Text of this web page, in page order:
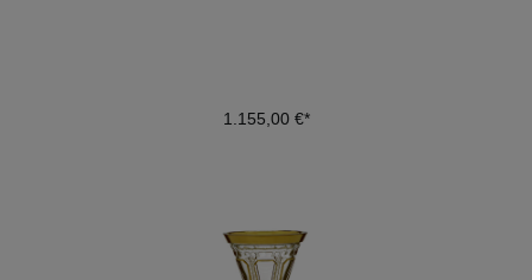
1.155,00 €*
DETAILS